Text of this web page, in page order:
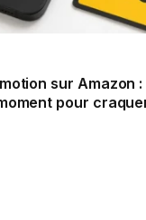
sur Amazon
pour